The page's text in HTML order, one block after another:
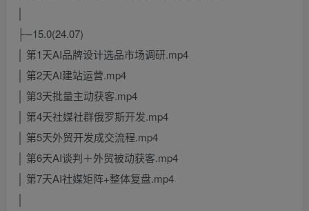
│
├─15.0(24.07)
│ 第1天AI品牌设计选品市场调研.mp4
│ 第2天AI建站运营.mp4
│ 第3天批量主动获客.mp4
│ 第4天社媒社群俄罗斯开发.mp4
│ 第5天外贸开发成交流程.mp4
│ 第6天AI谈判＋外贸被动获客.mp4
│ 第7天AI社媒矩阵+整体复盘.mp4
│